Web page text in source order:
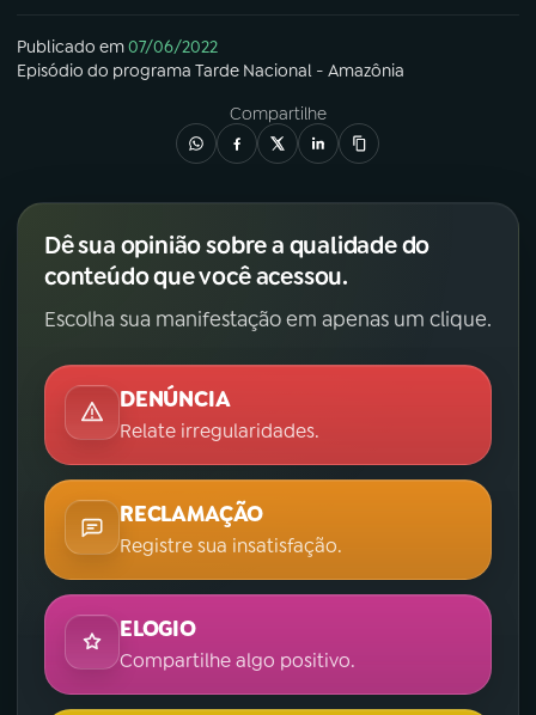
Publicado em07/06/2022
Episódio do programa Tarde Nacional - Amazônia
Compartilhe
Dê sua opinião sobre a qualidade do
conteúdo que você acessou.
Escolha sua manifestação em apenas um clique.
DENÚNCIA
Relate irregularidades.
RECLAMAÇÃO
Registre sua insatisfação.
ELOGIO
Compartilhe algo positivo.